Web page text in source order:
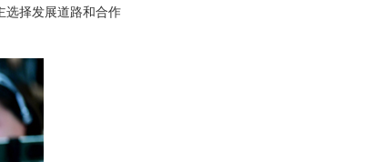
选择发展道路和合作